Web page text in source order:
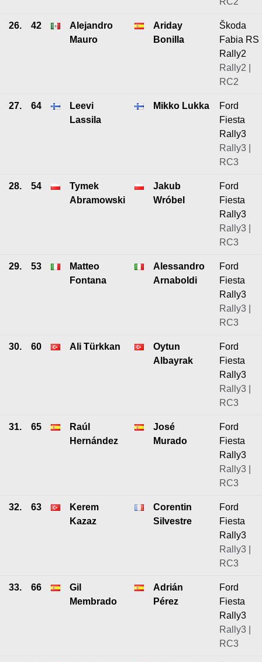
26. 42
Alejandro
Mauro
Ariday
Bonilla
Škoda
Fabia RS
Rally2
Rally2 |
RC2
27. 64
Leevi
Lassila
Mikko Lukka
Ford
Fiesta
Rally3
Rally3 |
RC3
28. 54
Tymek
Abramowski
Jakub
Wróbel
Ford
Fiesta
Rally3
Rally3 |
RC3
29. 53
Matteo
Fontana
Alessandro
Arnaboldi
Ford
Fiesta
Rally3
Rally3 |
RC3
30. 60 Ali Türkkan
Oytun
Albayrak
Ford
Fiesta
Rally3
Rally3 |
RC3
31. 65
Raúl
Hernández
José
Murado
Ford
Fiesta
Rally3
Rally3 |
RC3
32. 63
Kerem
Kazaz
Corentin
Silvestre
Ford
Fiesta
Rally3
Rally3 |
RC3
33. 66
Gil
Membrado
Adrián
Pérez
Ford
Fiesta
Rally3
Rally3 |
RC3